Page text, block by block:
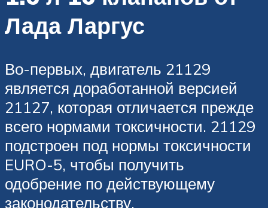
Лада Ларгус
Во-первых, двигатель 21129
является доработанной версией
21127, которая отличается прежде
всего нормами токсичности. 21129
подстроен под нормы токсичности
EURO-5, чтобы получить
одобрение по действующему
законодательству.